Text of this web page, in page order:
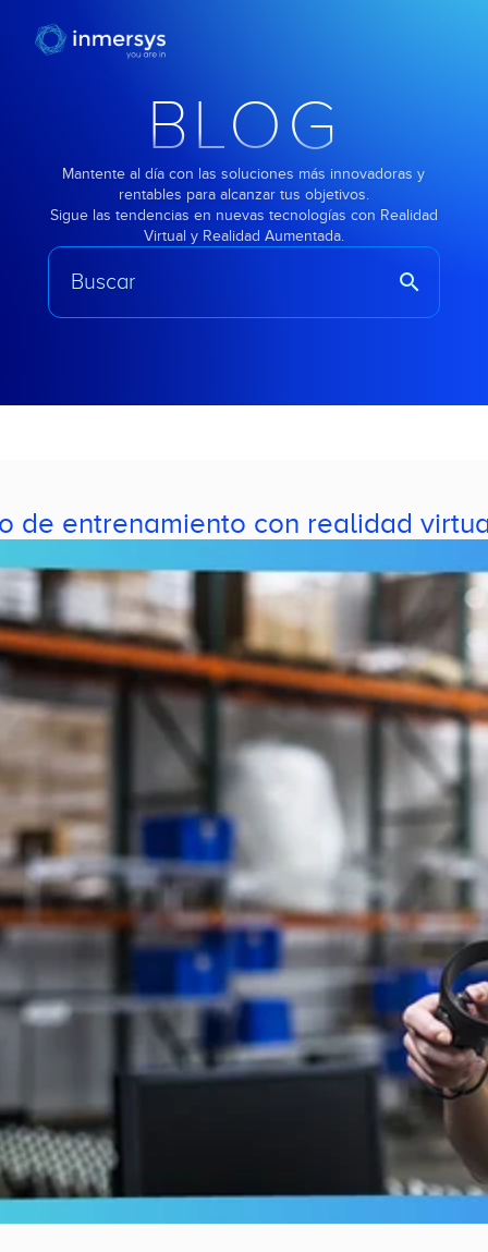
BLOG
Mantente al día con las soluciones más innovadoras y
rentables para alcanzar tus objetivos.
Sigue las tendencias en nuevas tecnologías con Realidad
Virtual y Realidad Aumentada.
search
de entrenamiento con realidad